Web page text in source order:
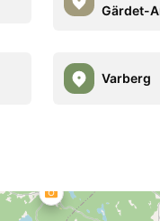
Gärdet-
Varberg